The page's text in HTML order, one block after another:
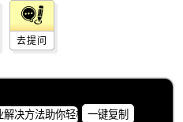
去提问
一键复制